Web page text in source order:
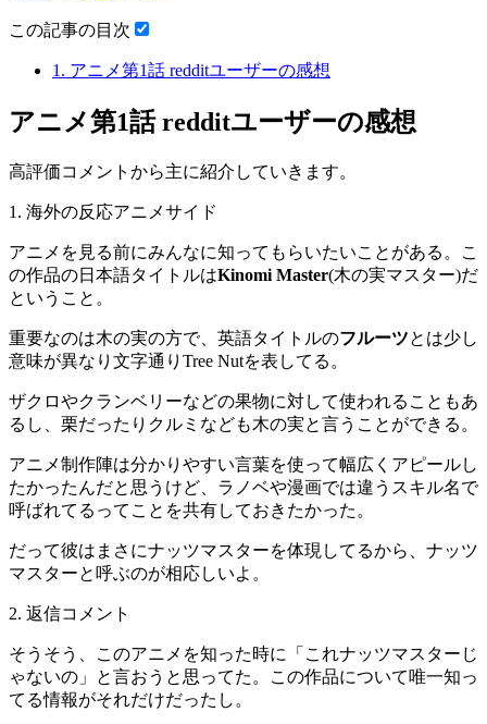
この記事の目次
1. アニメ第1話 redditユーザーの感想
アニメ第1話 redditユーザーの感想
高評価コメントから主に紹介していきます。
1. 海外の反応アニメサイド
アニメを見る前にみんなに知ってもらいたいことがある。こ
の作品の日本語タイトルはKinomi Master(木の実マスター)だ
ということ。
重要なのは木の実の方で、英語タイトルのフルーツとは少し
意味が異なり文字通りTree Nutを表してる。
ザクロやクランベリーなどの果物に対して使われることもあ
るし、栗だったりクルミなども木の実と言うことができる。
アニメ制作陣は分かりやすい言葉を使って幅広くアピールし
たかったんだと思うけど、ラノベや漫画では違うスキル名で
呼ばれてるってことを共有しておきたかった。
だって彼はまさにナッツマスターを体現してるから、ナッツ
マスターと呼ぶのが相応しいよ。
2. 返信コメント
そうそう、このアニメを知った時に「これナッツマスターじ
ゃないの」と言おうと思ってた。この作品について唯一知っ
てる情報がそれだけだったし。